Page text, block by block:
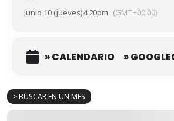
> BUSCAR EN UN MES
junio 10 (jueves)4:20pm (GMT+00:00)
» CALENDARIO »